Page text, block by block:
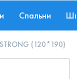
Спальни
(120*190)